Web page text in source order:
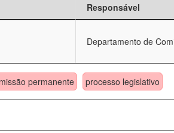
Responsável
Departamento de
permanente processo legislativo